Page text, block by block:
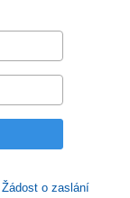
Žádost o zaslání